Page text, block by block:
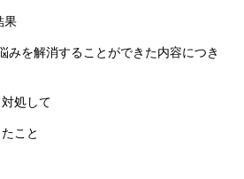
果
みを解消することができた内容につき
処して
こと